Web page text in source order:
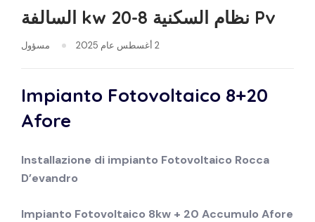
Pv نظام السكنية 8-20 kw السالفة
2 أغسطس عام 2025 مسؤول
Impianto Fotovoltaico 8+20
Afore
Installazione di impianto Fotovoltaico Rocca
D’evandro
Impianto Fotovoltaico 8kw + 20 Accumulo Afore